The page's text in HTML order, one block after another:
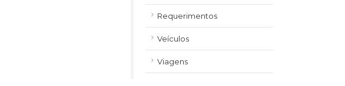
Requerimentos
Veículos
Viagens